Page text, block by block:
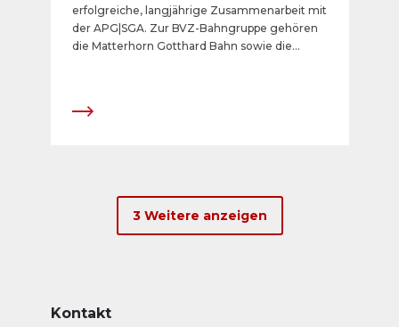
erfolgreiche, langjährige Zusammenarbeit mit
der APG|SGA. Zur BVZ-Bahngruppe gehören
die Matterhorn Gotthard Bahn sowie die
Somit kann die APG|SGA ihren Werbekunden
führende Marktposition für impactstarke
Aussenwerbung am Berg in den grössten und
3 Weitere anzeigen
Kontakt